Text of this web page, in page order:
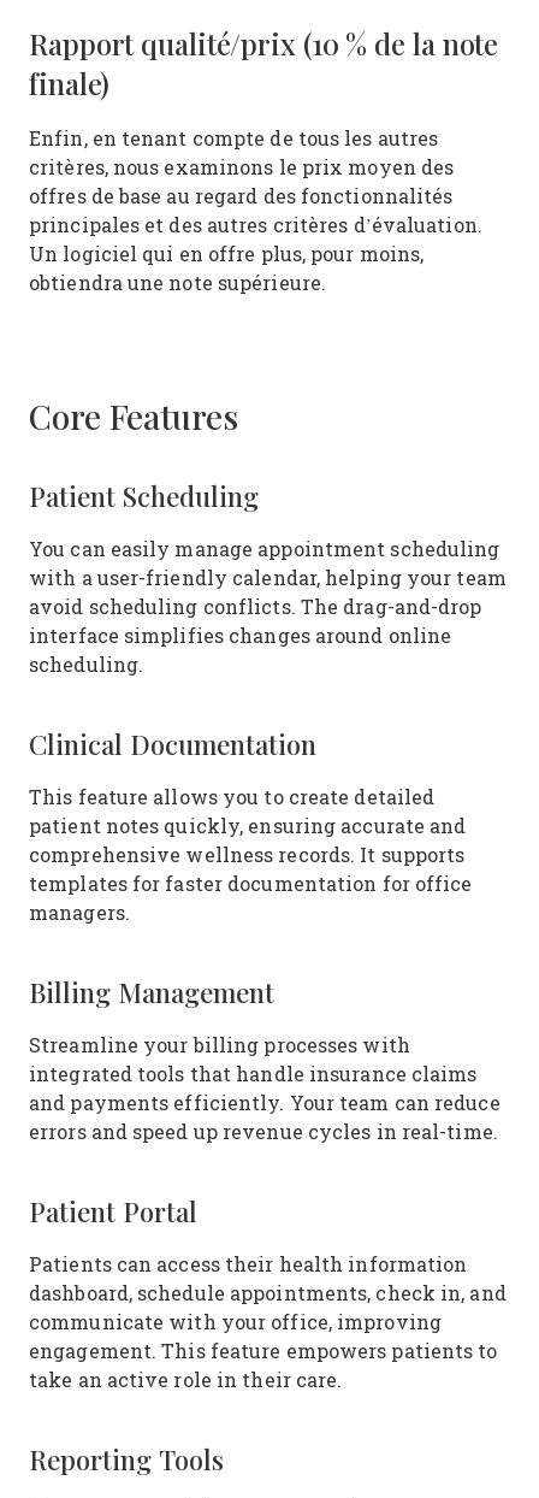
Rapport qualité/prix (10 % de la note
finale)
Enfin, en tenant compte de tous les autres
critères, nous examinons le prix moyen des
offres de base au regard des fonctionnalités
principales et des autres critères d’évaluation.
Un logiciel qui en offre plus, pour moins,
obtiendra une note supérieure.
Core Features
Patient Scheduling
You can easily manage appointment scheduling
with a user-friendly calendar, helping your team
avoid scheduling conflicts. The drag-and-drop
interface simplifies changes around online
scheduling.
Clinical Documentation
This feature allows you to create detailed
patient notes quickly, ensuring accurate and
comprehensive wellness records. It supports
templates for faster documentation for office
managers.
Billing Management
Streamline your billing processes with
integrated tools that handle insurance claims
and payments efficiently. Your team can reduce
errors and speed up revenue cycles in real-time.
Patient Portal
Patients can access their health information
dashboard, schedule appointments, check in, and
communicate with your office, improving
engagement. This feature empowers patients to
take an active role in their care.
Reporting Tools